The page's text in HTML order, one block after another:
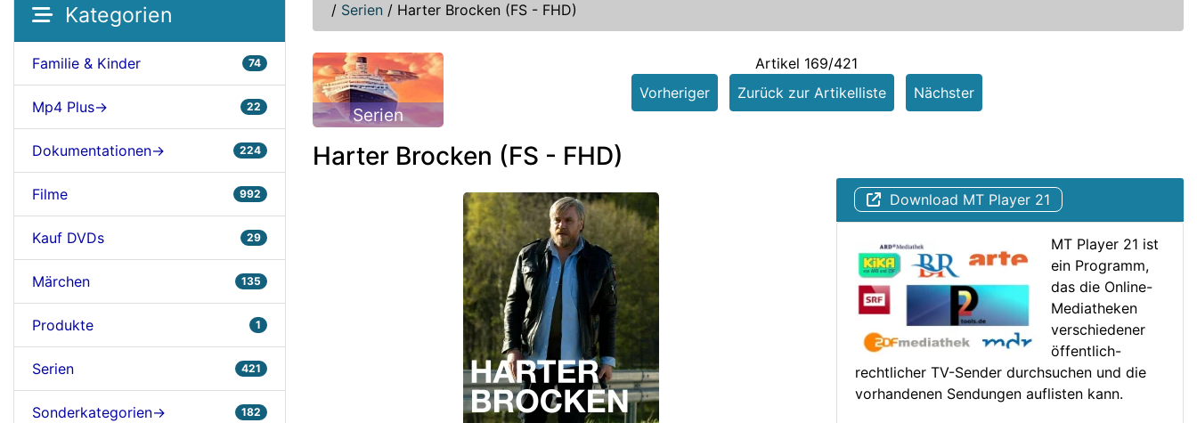
Kategorien
Familie & Kinder 74
Mp4 Plus-> 22
Dokumentationen-> 224
Filme 992
Kauf DVDs 29
Märchen 135
Produkte 1
Serien 421
Sonderkategorien-> 182
/ Serien / Harter Brocken (FS - FHD)
Serien
Artikel 169/421
Vorheriger
Zurück zur Artikelliste Nächster
Harter Brocken (FS - FHD)
Download MT Player 21
MT Player 21 ist
ein Programm,
das die Online-
Mediatheken
verschiedener
öffentlich-
rechtlicher TV-Sender durchsuchen und die
vorhandenen Sendungen auflisten kann.